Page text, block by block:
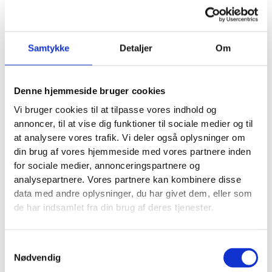
Samtykke Detaljer Om
Denne hjemmeside bruger cookies
Vi bruger cookies til at tilpasse vores indhold og
annoncer, til at vise dig funktioner til sociale medier og til
at analysere vores trafik. Vi deler også oplysninger om
din brug af vores hjemmeside med vores partnere inden
for sociale medier, annonceringspartnere og
analysepartnere. Vores partnere kan kombinere disse
data med andre oplysninger, du har givet dem, eller som
de har indsamlet fra din brug af deres tjenester.
Nødvendig
potentielle kunder, der bor lige rundt om hjørnet.
skaber handling
Når din målretning er spidset til, er det tid til det
talt kun et par sekunder til at stoppe en potentiel
kunde fra at scrolle videre i en uendelig strøm af
kattevideoer og feriebilleder.
Det handler ikke om at lave en poleret Hollywood-
produktion. Tværtimod. Min erfaring, især med
håndværkere og andre lokale servicevirksomheder,
er, atautenticitet vinder hver gang. Dine kunder vil
se det ægte håndværk og de rigtige mennesker bag